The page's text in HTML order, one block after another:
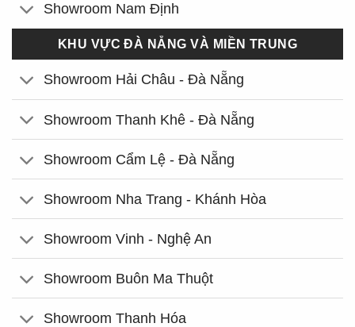
Showroom Nam Định
KHU VỰC ĐÀ NẴNG VÀ MIỀN TRUNG
Showroom Hải Châu - Đà Nẵng
Showroom Thanh Khê - Đà Nẵng
Showroom Cẩm Lệ - Đà Nẵng
Showroom Nha Trang - Khánh Hòa
Showroom Vinh - Nghệ An
Showroom Buôn Ma Thuột
Showroom Thanh Hóa